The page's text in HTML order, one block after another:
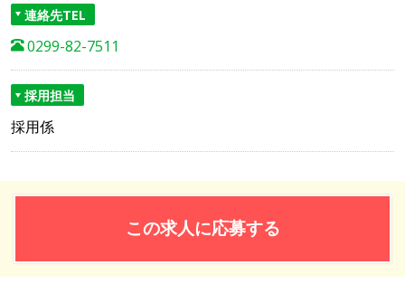
連絡先TEL
0299-82-7511
採用担当
採用係
この求人に応募する